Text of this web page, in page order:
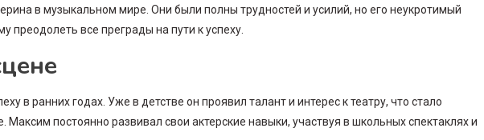
в музыкальном мире. Они были полны трудностей и усилий, но его неукротимый
преодолеть все преграды на пути к успеху.
в ранних годах. Уже в детстве он проявил талант и интерес к театру, что стало
Максим постоянно развивал свои актерские навыки, участвуя в школьных спектаклях и